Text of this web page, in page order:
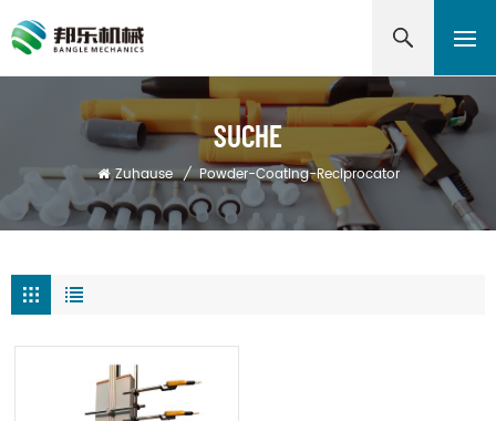
SUCHE
Zuhause / Powder-Coating-Reciprocator